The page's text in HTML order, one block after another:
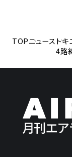
TOPニュースト
4路